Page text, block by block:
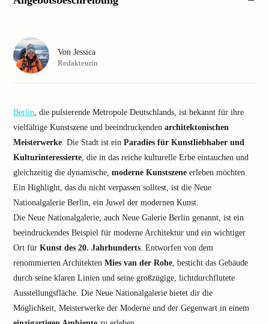
Berlin, die pulsierende Metropole Deutschlands, ist bekannt für ihre
vielfältige Kunstszene und beeindruckenden architektonischen
Meisterwerke. Die Stadt ist ein Paradies für Kunstliebhaber und
Kulturinteressierte, die in das reiche kulturelle Erbe eintauchen und
gleichzeitig die dynamische, moderne Kunstszene erleben möchten.
Ein Highlight, das du nicht verpassen solltest, ist die Neue
Nationalgalerie Berlin, ein Juwel der modernen Kunst.
Die Neue Nationalgalerie, auch Neue Galerie Berlin genannt, ist ein
beeindruckendes Beispiel für moderne Architektur und ein wichtiger
Ort für Kunst des 20. Jahrhunderts. Entworfen von dem
renommierten Architekten Mies van der Rohe, besticht das Gebäude
durch seine klaren Linien und seine großzügige, lichtdurchflutete
Ausstellungsfläche. Die Neue Nationalgalerie bietet dir die
Möglichkeit, Meisterwerke der Moderne und der Gegenwart in einem
Von Jessica
Redakteurin